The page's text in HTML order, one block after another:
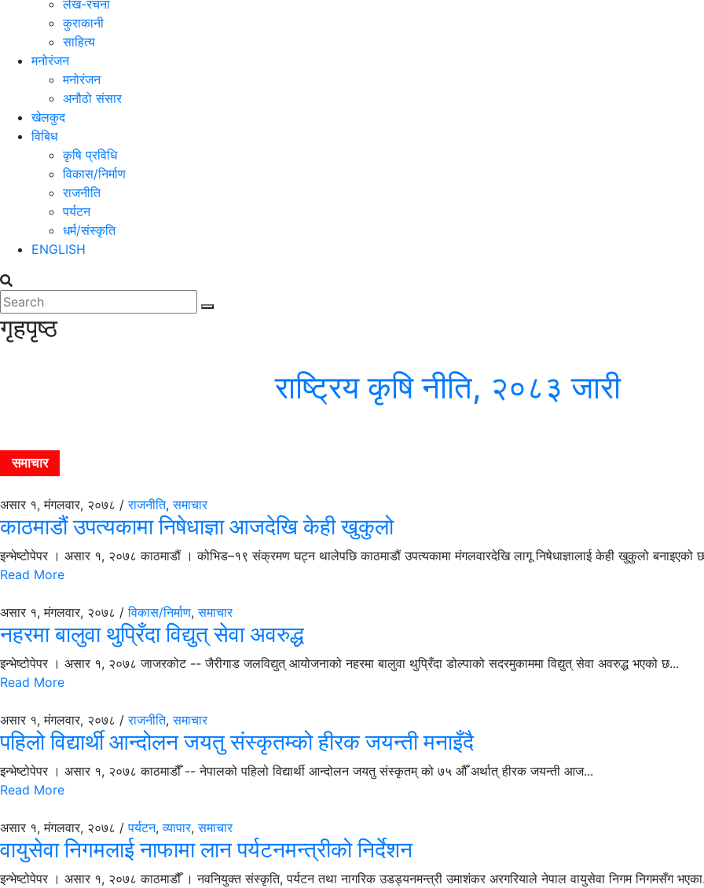
लेख-रचना
कुराकानी
साहित्य
मनोरंजन
मनोरंजन
अनौठो संसार
खेलकुद
विबिध
कृषि प्रविधि
विकास/निर्माण
राजनीति
पर्यटन
धर्म/संस्कृति
ENGLISH
गृहपृष्ठ
राष्ट्रिय कृषि नीति, २०८३ जारी
समाचार
असार १, मंगलवार, २०७८ /राजनीति,समाचार
काठमाडौं उपत्यकामा निषेधाज्ञा आजदेखि केही खुकुलो
इन्भेष्टोपेपर । असार १, २०७८ काठमाडौं । कोभिड–१९ संक्रमण घट्न थालेपछि काठमाडौं उपत्यकामा मंगलवारदेखि लागू निषेधाज्ञालाई केही खुकुलो बनाइएको
Read More
असार १, मंगलवार, २०७८ /विकास/निर्माण,समाचार
नहरमा बालुवा थुप्रिँदा विद्युत् सेवा अवरुद्ध
इन्भेष्टोपेपर । असार १, २०७८ जाजरकोट -- जैरीगाड जलविद्युत् आयोजनाको नहरमा बालुवा थुप्रिँदा डोल्पाको सदरमुकाममा विद्युत् सेवा अवरुद्ध भएको छ...
Read More
असार १, मंगलवार, २०७८ /राजनीति,समाचार
पहिलो विद्यार्थी आन्दोलन जयतु संस्कृतम्को हीरक जयन्ती मनाइँदै
इन्भेष्टोपेपर । असार १, २०७८ काठमाडौँ -- नेपालको पहिलो विद्यार्थी आन्दोलन जयतु संस्कृतम् को ७५ औँ अर्थात् हीरक जयन्ती आज...
Read More
असार १, मंगलवार, २०७८ /पर्यटन,व्यापार,समाचार
वायुसेवा निगमलाई नाफामा लान पर्यटनमन्त्रीको निर्देशन
इन्भेष्टोपेपर । असार १, २०७८ काठमाडौँ । नवनियुक्त संस्कृति, पर्यटन तथा नागरिक उडड्यनमन्त्री उमाशंकर अरगरियाले नेपाल वायुसेवा निगम निगमसँग